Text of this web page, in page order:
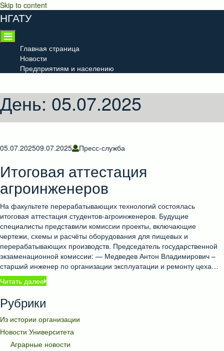
Skip to content
НГАТУ
Главная страница
Новости
Предприятиям и населению
День: 05.07.2025
05.07.202509.07.2025 Пресс-служба
Итоговая аттестация
агроинженеров
На факультете перерабатывающих технологий состоялась
итоговая аттестация студентов-агроинженеров. Будущие
специалисты представили комиссии проекты, включающие
чертежи, схемы и расчёты оборудования для пищевых и
перерабатывающих производств. Председатель государственной
экзаменационной комиссии: — Медведев Антон Владимирович –
старший инженер по организации эксплуатации и ремонту цеха…
Читать далее
Рубрики
Из истории организации
Новости Университета
Аграрные новости